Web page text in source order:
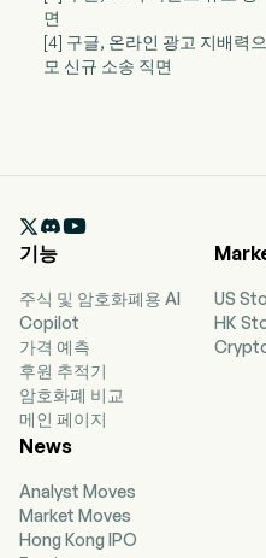
면
[4] 구글, 온라인 광고 지배력
모 신규 소송 직면

기능
주식 및 암호화폐용 AI
Copilot
가격 예측
후원 추적기
암호화폐 비교
메인 페이지
US
HK
News
Analyst Moves
Market Moves
Hong Kong IPO